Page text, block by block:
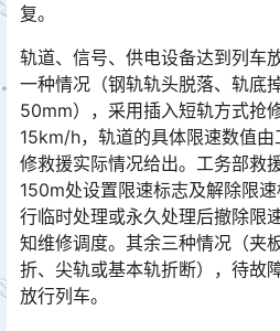
复。
轨道、信号、供电设备达到列车
一种情况（钢轨轨头脱落、轨底
50mm），采用插入短轨方式抢
15km/h，轨道的具体限速数值
修救援实际情况给出。工务部救
150m处设置限速标志及解除限
行临时处理或永久处理后撤除限
知维修调度。其余三种情况（夹
折、尖轨或基本轨折断），待故
放行列车。󠅅󠅃󠄵󠅂󠄪󠇖󠆨󠆨󠇕󠆞󠆒󠅬󠇘󠆭󠆘󠇙󠆝󠅵󠇗󠆭󠆁󠄐󠇗󠅹󠅸󠇖󠆍󠅳󠇖󠅹󠅰󠇖󠆌󠅹